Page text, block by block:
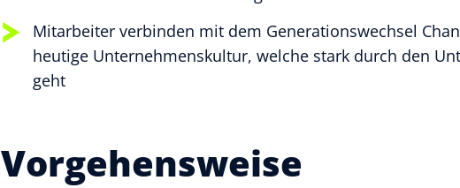
Mitarbeiter verbinden mit dem Generationswechsel
heutige Unternehmenskultur, welche stark durch den
geht
Vorgehensweise